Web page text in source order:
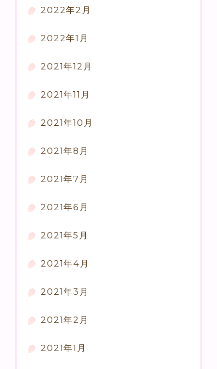
2022年2月
2022年1月
2021年12月
2021年11月
2021年10月
2021年8月
2021年7月
2021年6月
2021年5月
2021年4月
2021年3月
2021年2月
2021年1月